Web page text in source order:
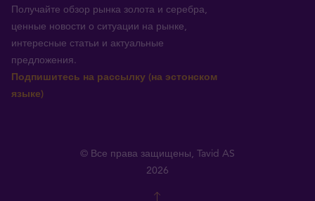
Получайте обзор рынка золота и серебра,
ценные новости о ситуации на рынке,
интересные статьи и актуальные
предложения.
Подпишитесь на рассылку (на эстонском
языке)
© Все права защищены, Tavid AS
2026